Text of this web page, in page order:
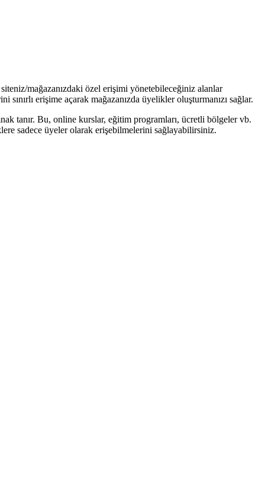
mağazanızdaki özel erişimi yönetebileceğiniz alanlar
erişime açarak mağazanızda üyelikler oluşturmanızı sağlar.
tanır. Bu, online kurslar, eğitim programları, ücretli bölgeler vb.
sadece üyeler olarak erişebilmelerini sağlayabilirsiniz.